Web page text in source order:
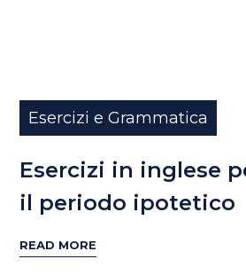
Esercizi e Grammatica
Esercizi in inglese
il periodo ipotetico
READ MORE